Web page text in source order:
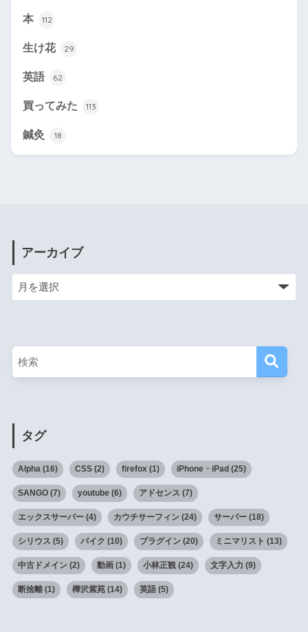
本 112
生け花 29
英語 62
買ってみた 113
鍼灸 18
アーカイブ
タグ
Alpha (16) CSS(2) firefox (1) iPhone・iPad(25)
SANGO(7) youtube(6) アドセンス (7)
エックスサーバー(4) カウチサーフィン(24) サーバー(18)
シリウス (5) バイク (10) プラグイン(20) ミニマリスト (13)
中古ドメイン(2) 動画(1) 小林正観(24) 文字入力 (9)
断捨離(1) 樺沢紫苑(14) 英語(5)